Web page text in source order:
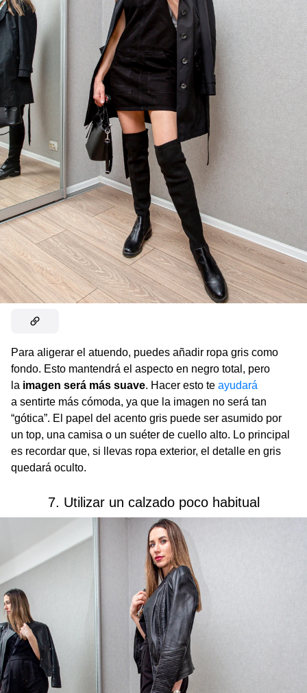
Para aligerar el atuendo, puedes añadir ropa gris como
fondo. Esto mantendrá el aspecto en negro total, pero
la imagen será más suave. Hacer esto te ayudará
a sentirte más cómoda, ya que la imagen no será tan
“gótica”. El papel del acento gris puede ser asumido por
un top, una camisa o un suéter de cuello alto. Lo principal
es recordar que, si llevas ropa exterior, el detalle en gris
quedará oculto.
7. Utilizar un calzado poco habitual